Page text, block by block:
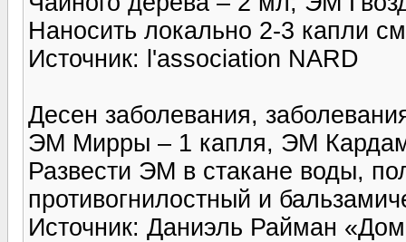
Наносить локально 2-3 капли
Источник: l'association NARD
Десен заболевания,
ЭМ Мирры – 1 капля, ЭМ
Развести ЭМ в стакане воды,
противогнилостный и
Источник: Даниэль Райман